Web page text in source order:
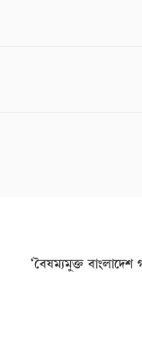
‘বৈষম্যমুক্ত বাংলাদেশ